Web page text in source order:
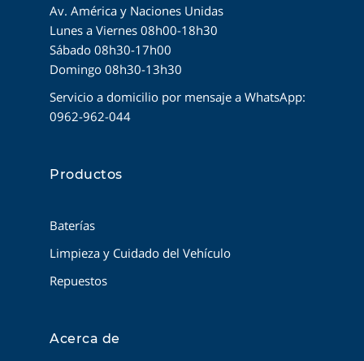
Av. América y Naciones Unidas
Lunes a Viernes 08h00-18h30
Sábado 08h30-17h00
Domingo 08h30-13h30
Servicio a domicilio por mensaje a WhatsApp:
0962-962-044
Productos
Baterías
Limpieza y Cuidado del Vehículo
Repuestos
Acerca de